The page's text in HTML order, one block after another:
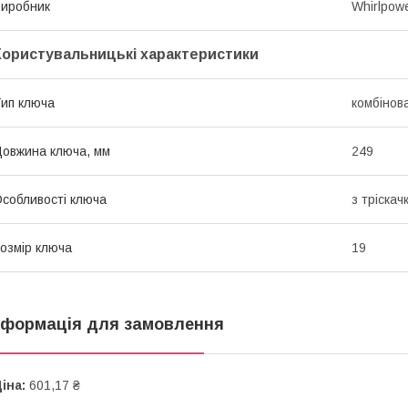
характеристики
ключа
ключа, мм 249
ключа з
ключа 19
для замовлення
601,17 ₴